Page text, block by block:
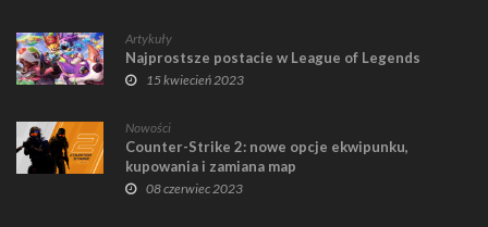
Artykuły
Najprostsze postacie w League of Legends
15 kwiecień 2023
Nowości
Counter-Strike 2: nowe opcje ekwipunku,
kupowania i zamiana map
08 czerwiec 2023